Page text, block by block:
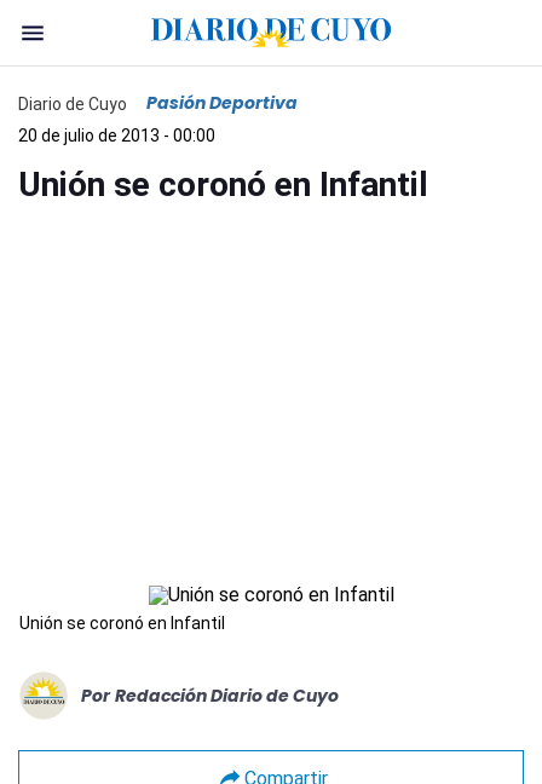
Diario de Cuyo Pasión Deportiva
20 de julio de 2013 - 00:00
Unión se coronó en Infantil
Unión se coronó en Infantil
Por Redacción Diario de Cuyo
Compartir